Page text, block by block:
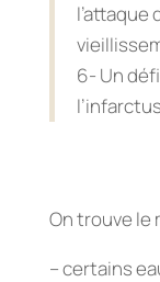
l’attaque
6- Un
On trouve le
– certains